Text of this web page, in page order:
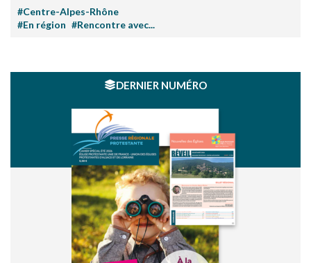
#Centre-Alpes-Rhône
#En région #Rencontre avec...
DERNIER NUMÉRO